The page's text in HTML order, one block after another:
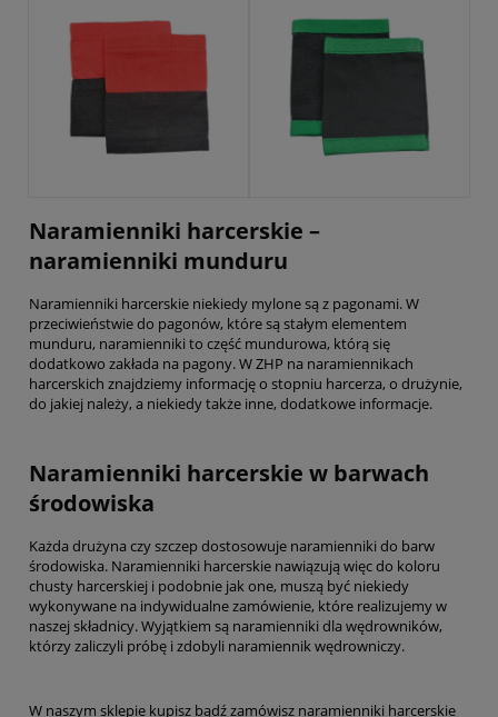
Dostępny na
Naramienniki harcerskie –
naramienniki munduru
Naramienniki harcerskie niekiedy mylone są z pagonami. W
przeciwieństwie do pagonów, które są stałym elementem
munduru, naramienniki to część mundurowa, którą się
dodatkowo zakłada na pagony. W ZHP na naramiennikach
harcerskich znajdziemy informację o stopniu harcerza, o drużynie,
do jakiej należy, a niekiedy także inne, dodatkowe informacje.
Naramienniki harcerskie w barwach
środowiska
Każda drużyna czy szczep dostosowuje naramienniki do barw
środowiska. Naramienniki harcerskie nawiązują więc do koloru
chusty harcerskiej i podobnie jak one, muszą być niekiedy
wykonywane na indywidualne zamówienie, które realizujemy w
naszej składnicy. Wyjątkiem są naramienniki dla wędrowników,
którzy zaliczyli próbę i zdobyli naramiennik wędrowniczy.
W naszym sklepie kupisz bądź zamówisz naramienniki harcerskie